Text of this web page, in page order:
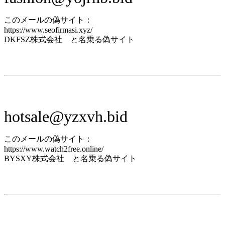
このメールの偽サイト：
https://www.seofirmasi.xyz/
DKFSZ株式会社 と名乗る偽サイト
hotsale@yzxvh.bid
このメールの偽サイト：
https://www.watch2free.online/
BYSXY株式会社 と名乗る偽サイト